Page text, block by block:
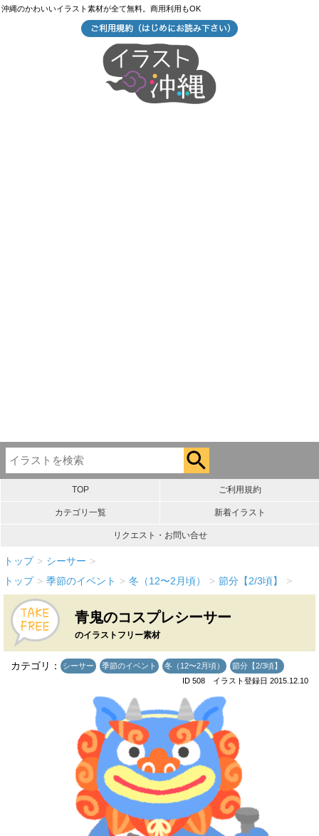
沖縄のかわいいイラスト素材が全て無料。商用利用もOK
TOP ご利用規約
カテゴリ一覧 新着イラスト
リクエスト・お問い合せ
トップ > シーサー >
トップ > 季節のイベント > 冬（12〜2月頃） > 節分【2/3頃】 >
青鬼のコスプレシーサー
のイラストフリー素材
カテゴリ： シーサー 季節のイベント 冬（12〜2月頃）
節分【2/3頃】
ID 508 イラスト登録日 2015.12.10